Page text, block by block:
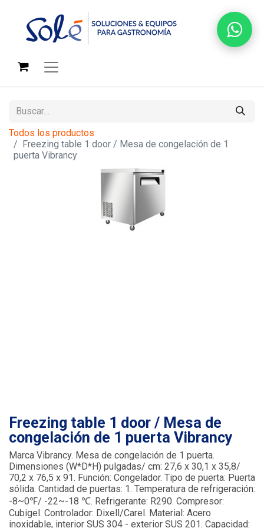
Todos los productos
Freezing table 1 door / Mesa de congelación de 1
puerta Vibrancy
Freezing table 1 door / Mesa de
congelación de 1 puerta Vibrancy
Marca Vibrancy. Mesa de congelación de 1 puerta.
Dimensiones (W*D*H) pulgadas/ cm: 27,6 x 30,1 x 35,8/
70,2 x 76,5 x 91. Función: Congelador. Tipo de puerta: Puerta
sólida. Cantidad de puertas: 1. Temperatura de refrigeración:
-8~0℉/ -22~-18 ℃. Refrigerante: R290. Compresor:
Cubigel. Controlador: Dixell/Carel. Material: Acero
inoxidable, interior SUS 304 - exterior SUS 201. Capacidad: